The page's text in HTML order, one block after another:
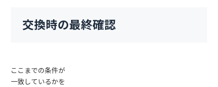
交換時の最終確認
ここまでの条件が
一致しているかを